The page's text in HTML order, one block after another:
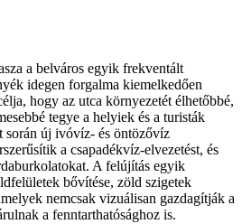
a belváros egyik frekventált
idegen forgalma kiemelkedően
hogy az utca környezetét élhetőbbé,
tegye a helyiek és a turisták
során új ivóvíz- és öntözővíz
a csapadékvíz-elvezetést, és
A felújítás egyik
bővítése, zöld szigetek
nemcsak vizuálisan gazdagítják a
a fenntarthatósághoz is.